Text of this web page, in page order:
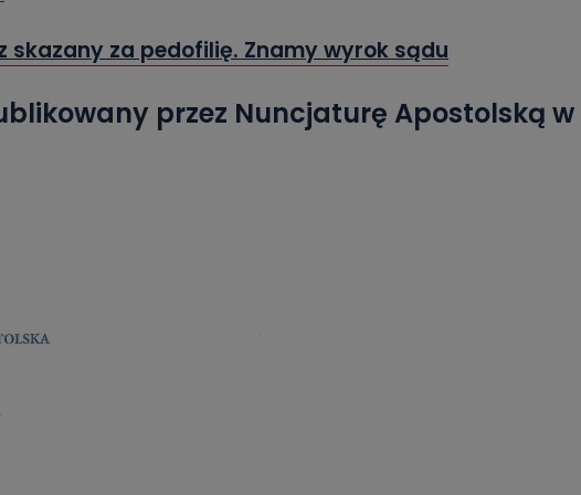
skazany za pedofilię. Znamy wyrok sądu
przez Nuncjaturę Apostolską w